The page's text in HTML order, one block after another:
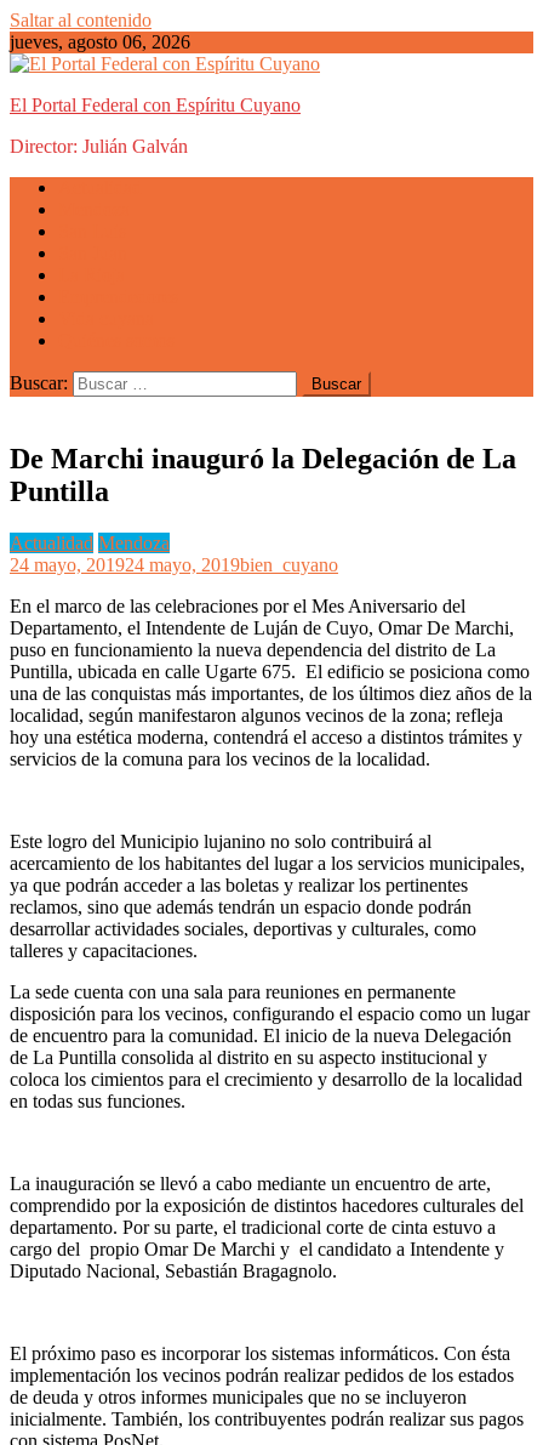
Saltar al contenido
jueves, agosto 06, 2026
El Portal Federal con Espíritu Cuyano
Director: Julián Galván
Buscar:
De Marchi inauguró la Delegación de La
Puntilla
Actualidad Mendoza
24 mayo, 201924 mayo, 2019bien_cuyano
En el marco de las celebraciones por el Mes Aniversario del
Departamento, el Intendente de Luján de Cuyo, Omar De Marchi,
puso en funcionamiento la nueva dependencia del distrito de La
Puntilla, ubicada en calle Ugarte 675. El edificio se posiciona como
una de las conquistas más importantes, de los últimos diez años de la
localidad, según manifestaron algunos vecinos de la zona; refleja
hoy una estética moderna, contendrá el acceso a distintos trámites y
servicios de la comuna para los vecinos de la localidad.
Este logro del Municipio lujanino no solo contribuirá al
acercamiento de los habitantes del lugar a los servicios municipales,
ya que podrán acceder a las boletas y realizar los pertinentes
reclamos, sino que además tendrán un espacio donde podrán
desarrollar actividades sociales, deportivas y culturales, como
talleres y capacitaciones.
La sede cuenta con una sala para reuniones en permanente
disposición para los vecinos, configurando el espacio como un lugar
de encuentro para la comunidad. El inicio de la nueva Delegación
de La Puntilla consolida al distrito en su aspecto institucional y
coloca los cimientos para el crecimiento y desarrollo de la localidad
en todas sus funciones.
La inauguración se llevó a cabo mediante un encuentro de arte,
comprendido por la exposición de distintos hacedores culturales del
departamento. Por su parte, el tradicional corte de cinta estuvo a
cargo del propio Omar De Marchi y el candidato a Intendente y
Diputado Nacional, Sebastián Bragagnolo.
El próximo paso es incorporar los sistemas informáticos. Con ésta
implementación los vecinos podrán realizar pedidos de los estados
de deuda y otros informes municipales que no se incluyeron
inicialmente. También, los contribuyentes podrán realizar sus pagos
con sistema PosNet.